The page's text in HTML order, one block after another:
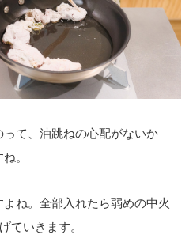
って、油跳ねの心配がないか
。
ね。全部入れたら弱めの中火
ていきます。